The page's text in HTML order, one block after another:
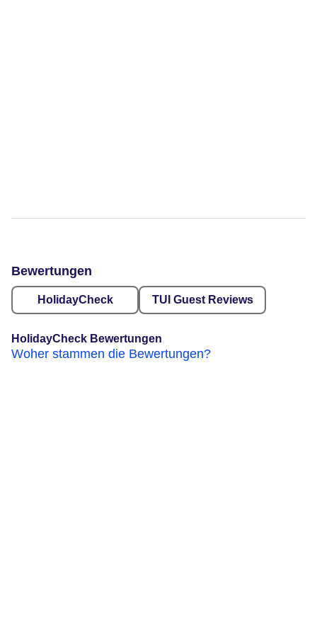
Bewertungen
HolidayCheck TUI Guest Reviews
HolidayCheck Bewertungen
Woher stammen die Bewertungen?